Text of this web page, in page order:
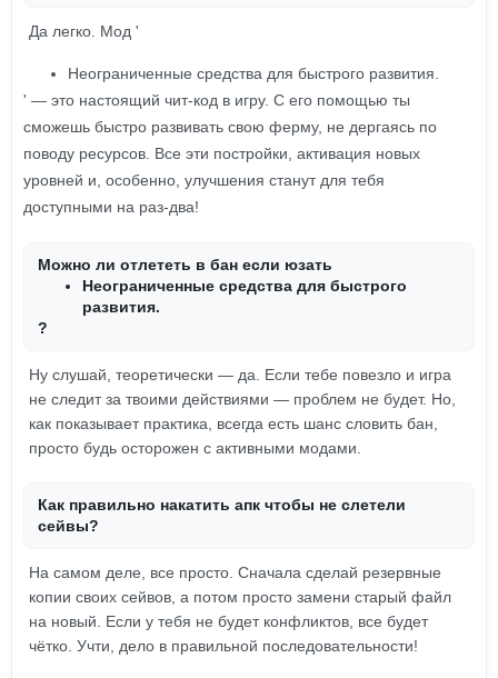
Да легко. Мод '
Неограниченные средства для быстрого развития.
' — это настоящий чит-код в игру. С его помощью ты
сможешь быстро развивать свою ферму, не дергаясь по
поводу ресурсов. Все эти постройки, активация новых
уровней и, особенно, улучшения станут для тебя
доступными на раз-два!
Можно ли отлететь в бан если юзать
Неограниченные средства для быстрого
развития.
?
Ну слушай, теоретически — да. Если тебе повезло и игра
не следит за твоими действиями — проблем не будет. Но,
как показывает практика, всегда есть шанс словить бан,
просто будь осторожен с активными модами.
Как правильно накатить апк чтобы не слетели
сейвы?
На самом деле, все просто. Сначала сделай резервные
копии своих сейвов, а потом просто замени старый файл
на новый. Если у тебя не будет конфликтов, все будет
чётко. Учти, дело в правильной последовательности!